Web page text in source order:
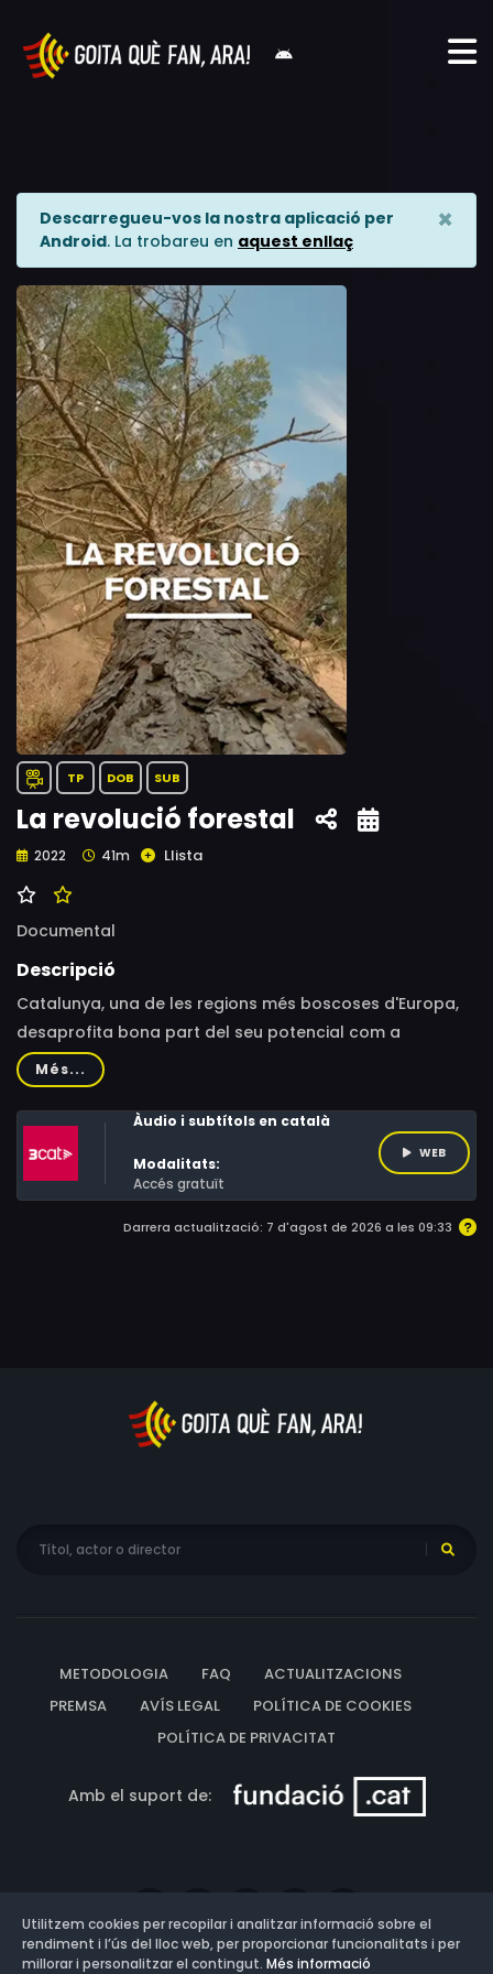
Descarregueu-vos la nostra aplicació per
Android. La trobareu en aquest enllaç
×
TP DOB SUB
La revolució forestal
2022 41m Llista
Documental
Descripció
Catalunya, una de les regions més boscoses d'Europa,
desaprofita bona part del seu potencial com a
productora de fusta i està plena de boscos
abandonats que comporten un gran risc d'incendi.
Més...
Àudio i subtítols en català
Modalitats:
Accés gratuït
WEB
Darrera actualització: 7 d'agost de 2026 a les 09:33
METODOLOGIA FAQ
ACTUALITZACIONS
PREMSA
AVÍS LEGAL
POLÍTICA DE COOKIES
POLÍTICA DE PRIVACITAT
Amb el suport de:
Utilitzem cookies per recopilar i analitzar informació sobre el
rendiment i l’ús del lloc web, per proporcionar funcionalitats i per
millorar i personalitzar el contingut. Més informació